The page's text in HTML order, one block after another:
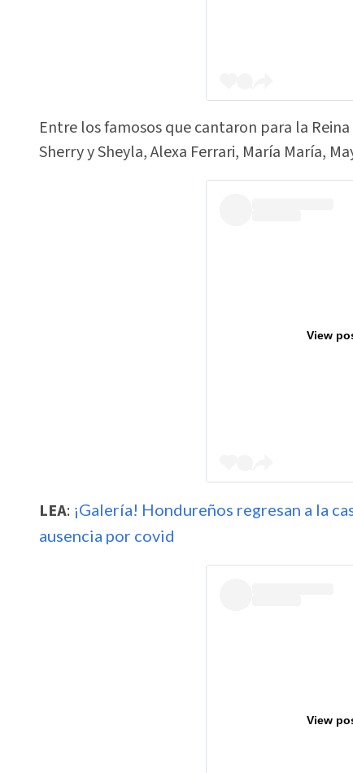
Entre los famosos que cantaron para la
Sherry y Sheyla, Alexa Ferrari, María María,
View
LEA: ¡Galería! Hondureños regresan a la
ausencia por covid
View